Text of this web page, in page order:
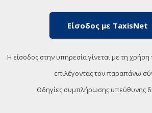
Είσοδος με TaxisNet
Η είσοδος στην υπηρεσία γίνεται με τη
επιλέγοντας τον παραπάνω
Οδηγίες συμπλήρωσης υπεύθυνης